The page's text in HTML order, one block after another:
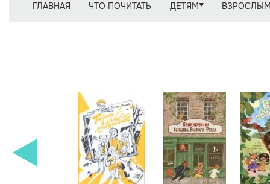
ГЛАВНАЯ ЧТО ПОЧИТАТЬ ДЕТЯМ